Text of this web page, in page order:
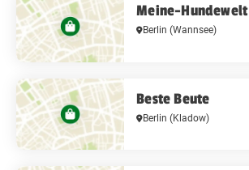
Meine-Hundewelt
Berlin(Wannsee)
Beste Beute
Berlin(Kladow)